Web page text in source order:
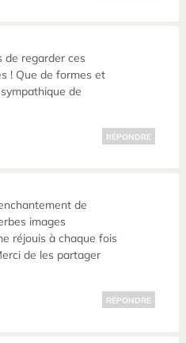
de regarder ces
! Que de formes et
de
RÉPONDRE
de
images
réjouis à chaque fois
de les partager
RÉPONDRE